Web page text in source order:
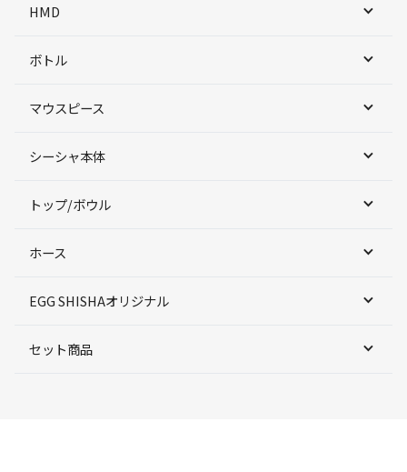
HMD
ボトル
マウスピース
シーシャ本体
トップ/ボウル
ホース
EGG SHISHAオリジナル
セット商品